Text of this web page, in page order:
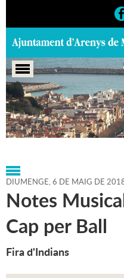
Portada > Agenda > 06-
2018
DIUMENGE,6 DE MAIG DE
Notes
Cap per Ball
Fira d'Indians